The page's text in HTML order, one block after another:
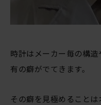
時計はメーカー毎の構
有の癖がでてきます。
その癖を見極めること